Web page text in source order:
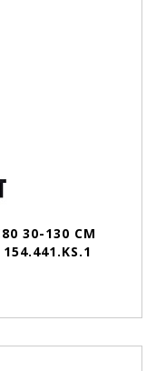
30-130 CM
154.441.KS.1